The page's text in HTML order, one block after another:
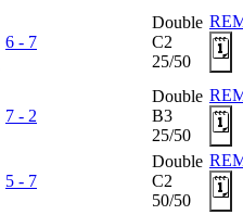
6 - 7
Double
C2
25/50
🗓️
7 - 2
Double
B3
25/50
🗓️
5 - 7
Double
C2
50/50
🗓️